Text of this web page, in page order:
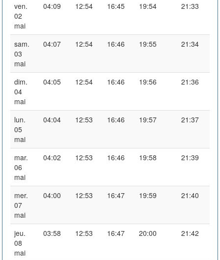
ven.
02
mai
04:09 12:54 16:45 19:54 21:33
sam.
03
mai
04:07 12:54 16:46 19:55 21:34
dim.
04
mai
04:05 12:54 16:46 19:56 21:36
lun.
05
mai
04:04 12:53 16:46 19:57 21:37
mar.
06
mai
04:02 12:53 16:46 19:58 21:39
mer.
07
mai
04:00 12:53 16:47 19:59 21:40
jeu.
08
mai
03:58 12:53 16:47 20:00 21:42